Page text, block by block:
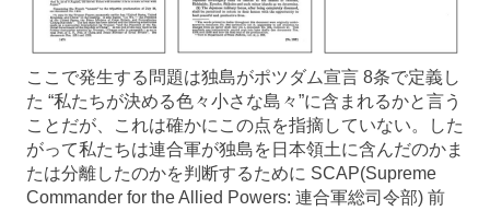
ここで発生する問題は独島がポツダム宣言 8条で定義し
た “私たちが決める色々小さな島々”に含まれるかと言う
ことだが、これは確かにこの点を指摘していない。した
がって私たちは連合軍が独島を日本領土に含んだのかま
たは分離したのかを判断するために SCAP(Supreme
Commander for the Allied Powers: 連合軍総司令部) 前